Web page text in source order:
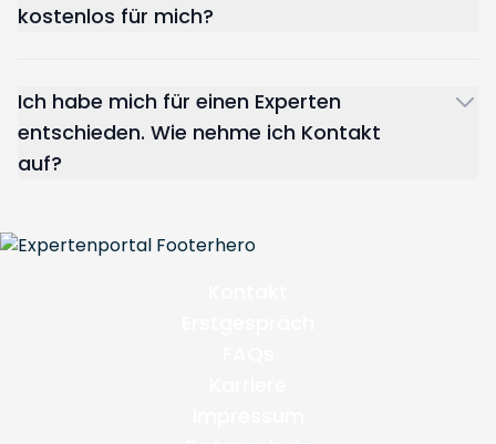
kostenlos für mich?
Ich habe mich für einen Experten
entschieden. Wie nehme ich Kontakt
auf?